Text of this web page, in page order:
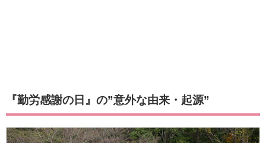
『勤労感謝の日』の”意外な由来・起源”